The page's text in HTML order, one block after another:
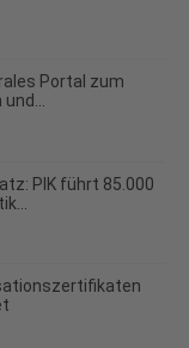
Portal zum
PIK führt 85.000